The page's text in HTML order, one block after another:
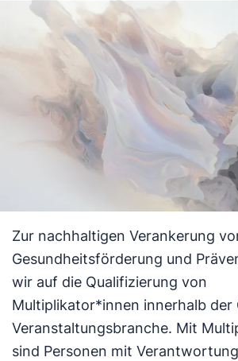
Zur nachhaltigen Verankerung
Gesundheitsförderung und
wir auf die Qualifizierung von
Multiplikator*innen innerhalb der
Veranstaltungsbranche. Mit
sind Personen mit